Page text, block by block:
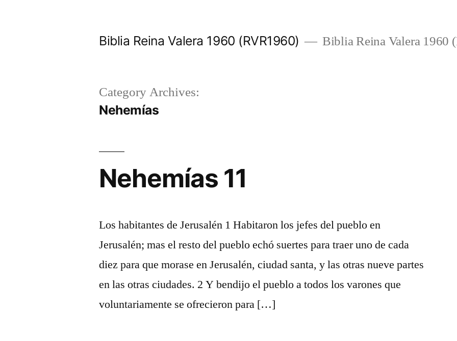
Biblia Reina Valera 1960 (RVR1960) Biblia Reina Valera 1960
Category Archives:
Nehemías
Nehemías 11
Los habitantes de Jerusalén 1 Habitaron los jefes del pueblo en
Jerusalén; mas el resto del pueblo echó suertes para traer uno de cada
diez para que morase en Jerusalén, ciudad santa, y las otras nueve partes
en las otras ciudades. 2 Y bendijo el pueblo a todos los varones que
voluntariamente se ofrecieron para […]